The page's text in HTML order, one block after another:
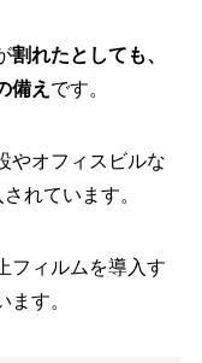
割れたとしても、
備え です。
やオフィスビルな
れています。
フィルムを導入す
す。